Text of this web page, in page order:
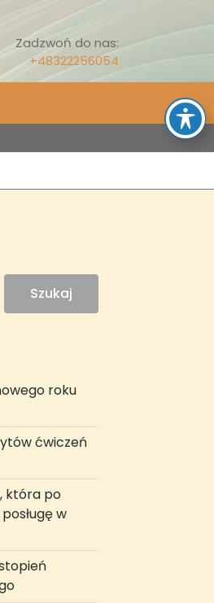
Zadzwoń do nas:
+48322256054
Szukaj
roku
ćwiczeń
która po
w